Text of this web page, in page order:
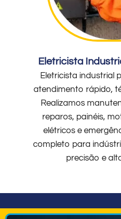
Eletricista
Eletricista industrial
atendimento rápido,
Realizamos
reparos, painéis,
elétricos e
completo para
precisão e